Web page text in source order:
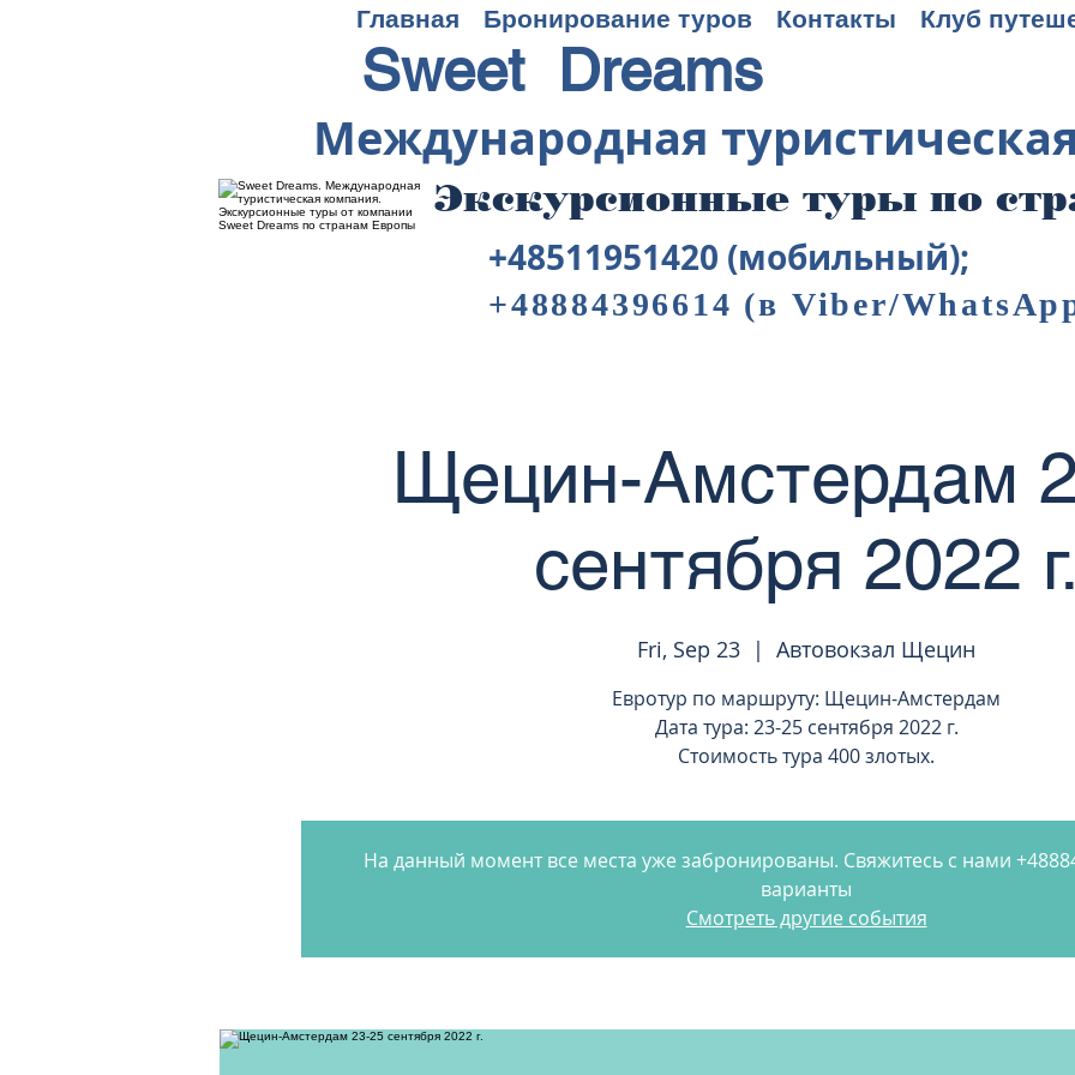
Главная Бронирование туров Контакты Клуб
Sweet Dreams
Международная
+48511951420 (мобильный);
+48884396614 (в Viber/
Экскурсионные туры по
Щецин-Амстердам
сентября 2022 г.
Fri, Sep 23
  |
Автовокзал Щецин
Евротур по маршруту: Щецин-Амстердам
Дата тура: 23-25 сентября 2022 г.
Стоимость тура 400 злотых.
На данный момент все места уже забронированы. Свяжитесь с нами
варианты
Смотреть другие события